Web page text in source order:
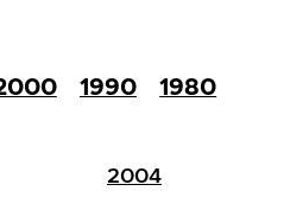
1990
1980
2004